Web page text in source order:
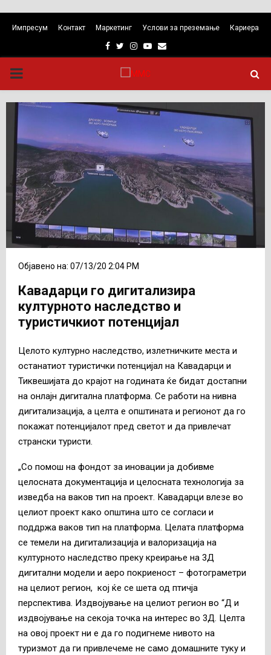
Импресум Контакт Маркетинг Услови за преземање Кариера
Facebook
TwitterInstagram
Youtube
Email
PRIMARY
MENU
Објавено на: 07/13/20 2:04 PM
Кавадарци го дигитализира
културното наследство и
туристичкиот потенцијал
Целото културно наследство, излетничките места и
останатиот туристички потенцијал на Кавадарци и
Тиквешијата до крајот на годината ќе бидат достапни
на онлајн дигитална платформа. Се работи на нивна
дигитализација, а целта е општината и регионот да го
покажат потенцијалот пред светот и да привлечат
странски туристи.
„Со помош на фондот за иновации ја добивме
целосната документација и целосната технологија за
изведба на ваков тип на проект. Кавадарци влезе во
целиот проект како општина што се согласи и
поддржа ваков тип на платформа. Целата платформа
се темели на дигитализација и валоризација на
културното наследство преку креирање на 3Д
дигитални модели и аеро покриеност – фотограметри
на целиот регион, кој ќе се шета од птичја
перспектива. Издвојување на целиот регион во “Д и
издвојување на секоја точка на интерес во 3Д. Целта
на овој проект ни е да го подигнеме нивото на
туризмот да ги привлечеме не само домашните туку и